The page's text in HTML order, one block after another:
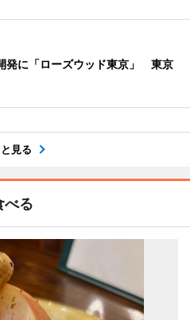
発に「ローズウッド東京」 東京
見る
べる